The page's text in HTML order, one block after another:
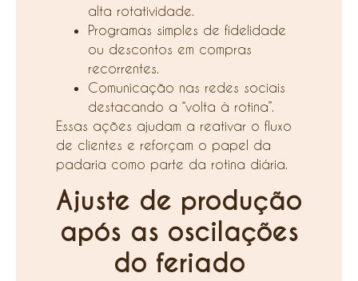
alta rotatividade.
Programas simples de fidelidade
ou descontos em compras
recorrentes.
Comunicação nas redes sociais
destacando a “volta à rotina”.
Essas ações ajudam a reativar o fluxo
de clientes e reforçam o papel da
padaria como parte da rotina diária.
Ajuste de produção
após as oscilações
do feriado